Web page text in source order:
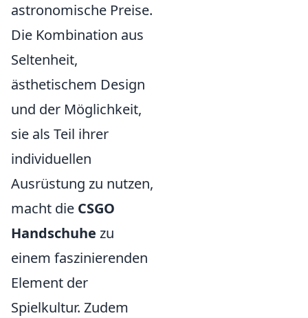
astronomische Preise.
Die Kombination aus
Seltenheit,
ästhetischem Design
und der Möglichkeit,
sie als Teil ihrer
individuellen
Ausrüstung zu nutzen,
macht die CSGO
Handschuhe zu
einem faszinierenden
Element der
Spielkultur. Zudem